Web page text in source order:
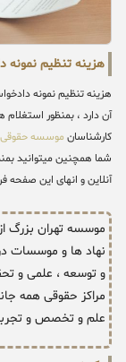
هزینه تنظیم
هزینه تنظیم نمونه
آن دارد ، بمنظور
کارشناسان موسسه حقوقی
شما همچنین میتوانید
آنلاین و انهای این صفحه
موسسه تهران بزرگ
نهاد ها و موسسات
و توسعه ، علمی و
مراکز حقوقی همه
علم و تخصص و